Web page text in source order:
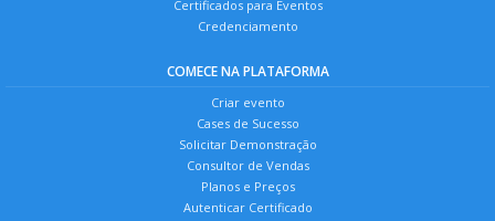
Certificados para Eventos
Credenciamento
COMECE NA PLATAFORMA
Criar evento
Cases de Sucesso
Solicitar Demonstração
Consultor de Vendas
Planos e Preços
Autenticar Certificado